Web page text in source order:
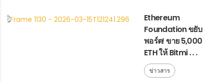
Ethereum
Foundation ขยับ
พอร์ต! ขาย 5,000
ETH ให้ Bitmi . . .
ข่าวสาร